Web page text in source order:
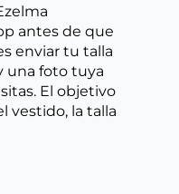
antes de que
enviar tu talla
una foto tuya
El objetivo
vestido, la talla